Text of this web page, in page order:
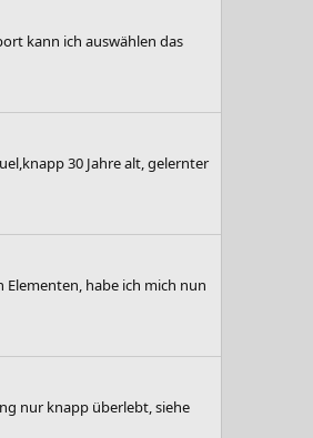
kann ich auswählen das
30 Jahre alt, gelernter
habe ich mich nun
nur knapp überlebt, siehe